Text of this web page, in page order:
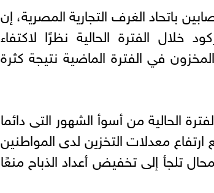
باتحاد الغرف التجارية المصرية، إن
خلال الفترة الحالية نظرًا لاكتفاء
في الفترة الماضية نتيجة كثرة
الحالية من أسوأ الشهور التى دائما
معدلات التخزين لدى المواطنين
تلجأ إلى تخفيض أعداد الذباح منعًا